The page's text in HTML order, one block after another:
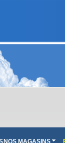
NOS MAGASINS